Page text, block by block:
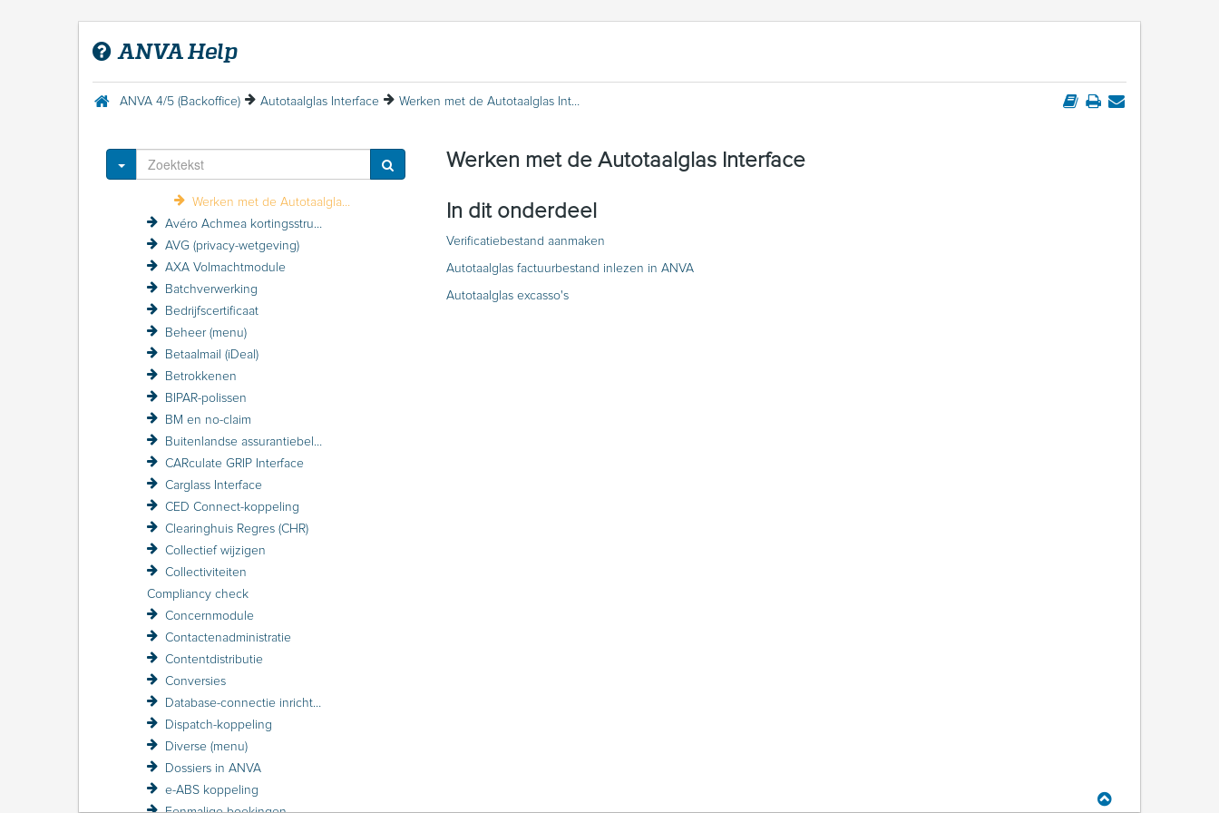
ANVA Help
ANVA 4/5 (Backoffice) Autotaalglas Interface Werken met de Autotaalglas Interface
Toggle Dropdown
Aplaza
Inrichten Autotaalglas Interface
Avéro Achmea kortingsstructuur / VZP
AVG (privacy-wetgeving)
AXA Volmachtmodule
Batchverwerking
Bedrijfscertificaat
Beheer (menu)
Betaalmail (iDeal)
Betrokkenen
BIPAR-polissen
BM en no-claim
Buitenlandse assurantiebelasting BAB
CARculate GRIP Interface
Carglass Interface
CED Connect-koppeling
Clearinghuis Regres (CHR)
Collectief wijzigen
Collectiviteiten
Compliancy check
Concernmodule
Contactenadministratie
Contentdistributie
Conversies
Database-connectie inrichten
Dispatch-koppeling
Diverse (menu)
Dossiers in ANVA
e-ABS koppeling
Werken met de Autotaalglas Interface
In dit onderdeel
Verificatiebestand aanmaken
Autotaalglas factuurbestand inlezen in ANVA
Autotaalglas excasso's